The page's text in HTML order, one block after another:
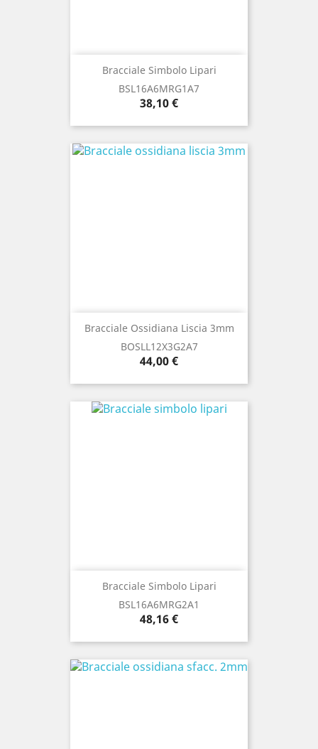
Bracciale Simbolo Lipari
BSL16A6MRG1A7
Prezzo
38,10 €
Bracciale Ossidiana Liscia 3mm
BOSLL12X3G2A7
Prezzo
44,00 €
Bracciale Simbolo Lipari
BSL16A6MRG2A1
Prezzo
48,16 €